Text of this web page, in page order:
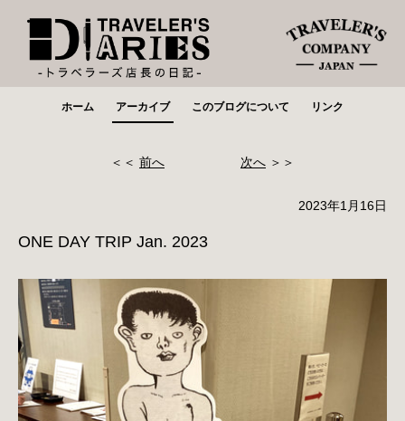
ホーム アーカイブ このブログについて リンク
＜＜ 前へ 次へ ＞＞
2023年1月16日
ONE DAY TRIP Jan. 2023